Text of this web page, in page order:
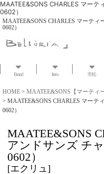
MAATEE&SONS CHARLES マー
0602）
MAATEE&SONS CHARLES マーティ
0602）
Brand Item 市松
HOME > MAATEE&SONS【マーティ
> MAATEE&SONS CHARLES マーテ
0602）
MAATEE&SONS
アンドサンズ チ
0602）
[エクリュ ]